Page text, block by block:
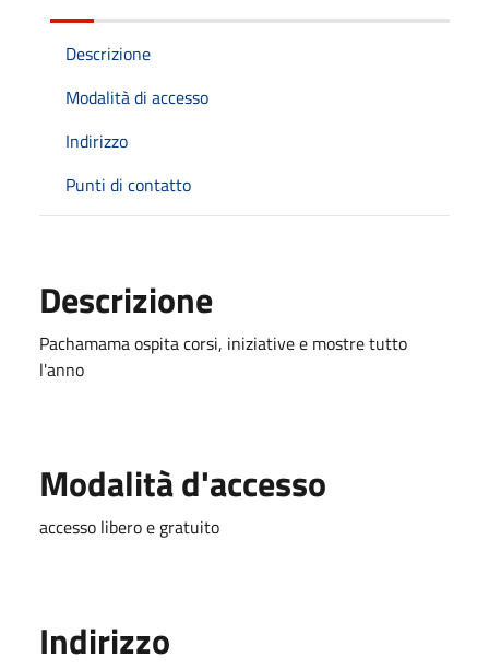
Descrizione
Modalità di accesso
Indirizzo
Punti di contatto
Descrizione
Pachamama ospita corsi, iniziative e mostre tutto
l'anno
Modalità d'accesso
accesso libero e gratuito
Indirizzo